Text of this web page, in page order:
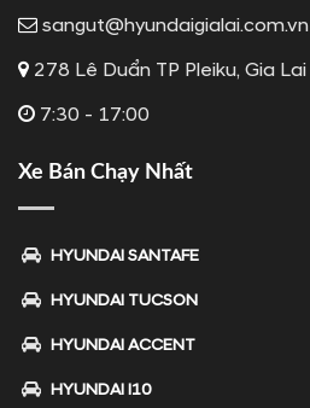
sangut@hyundaigialai.com.vn
278 Lê Duẩn TP Pleiku, Gia Lai
7:30 - 17:00
Xe Bán Chạy Nhất
HYUNDAI SANTAFE
HYUNDAI TUCSON
HYUNDAI ACCENT
HYUNDAI I10